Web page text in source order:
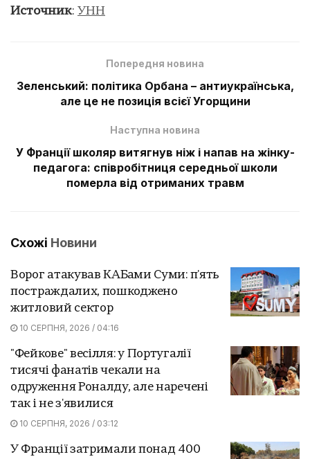
Источник: УНН
Попередня новина
Зеленський: політика Орбана – антиукраїнська,
але це не позиція всієї Угорщини
Наступна новина
У Франції школяр витягнув ніж і напав на жінку-
педагога: співробітниця середньої школи
померла від отриманих травм
Схожі Новини
Ворог атакував КАБами Суми: п'ять
постраждалих, пошкоджено
житловий сектор
10 СЕРПНЯ, 2026 / 04:16
"Фейкове" весілля: у Португалії
тисячі фанатів чекали на
одруження Роналду, але наречені
так і не з'явилися
10 СЕРПНЯ, 2026 / 03:12
У Франції затримали понад 400